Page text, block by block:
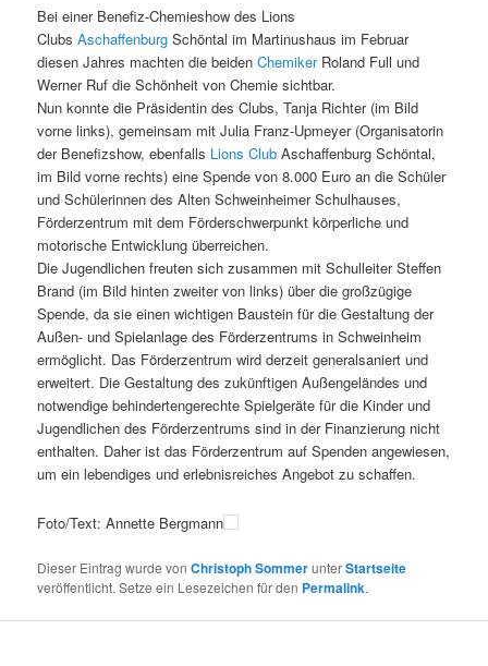
Bei einer Benefiz-Chemieshow des Lions
ClubsAschaffenburg Schöntal im Martinushaus im Februar
diesen Jahres machten die beidenChemikerRoland Full und
Werner Ruf die Schönheit von Chemie sichtbar.
Nun konnte die Präsidentin des Clubs, Tanja Richter (im Bild
vorne links), gemeinsam mit Julia Franz-Upmeyer (Organisatorin
der Benefizshow, ebenfalls Lions Club Aschaffenburg Schöntal,
im Bild vorne rechts) eine Spende von 8.000 Euro an die Schüler
und Schülerinnen des Alten Schweinheimer Schulhauses,
Förderzentrum mit dem Förderschwerpunkt körperliche und
motorische Entwicklung überreichen.
Die Jugendlichen freuten sich zusammen mit Schulleiter Steffen
Brand (im Bild hinten zweiter von links) über die großzügige
Spende, da sie einen wichtigen Baustein für die Gestaltung der
Außen- und Spielanlage des Förderzentrums in Schweinheim
ermöglicht. Das Förderzentrum wird derzeit generalsaniert und
erweitert. Die Gestaltung des zukünftigen Außengeländes und
notwendige behindertengerechte Spielgeräte für die Kinder und
Jugendlichen des Förderzentrums sind in der Finanzierung nicht
enthalten. Daher ist das Förderzentrum auf Spenden angewiesen,
um ein lebendiges und erlebnisreiches Angebot zu schaffen.
Foto/Text: Annette Bergmann
Dieser Eintrag wurde vonChristoph SommerunterStartseite
veröffentlicht. Setze ein Lesezeichen für den Permalink.